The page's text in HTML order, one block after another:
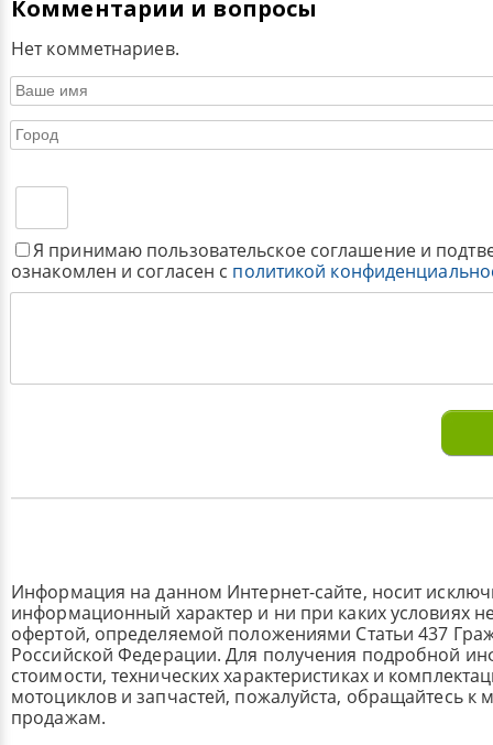
Комментарии и вопросы
Нет комметнариев.
Я принимаю пользовательское соглашение и
ознакомлен и согласен с политикой
Информация на данном Интернет-сайте, носит
информационный характер и ни при каких условиях
офертой, определяемой положениями Статьи 437
Российской Федерации. Для получения подробной
стоимости, технических характеристиках и
мотоциклов и запчастей, пожалуйста, обращайтесь к
продажам.